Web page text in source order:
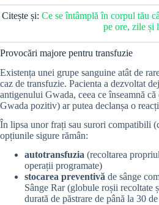
Citește și: Ce se întâmplă în corpul tău
pe ore, zile și
Provocări majore pentru transfuzie
Existența unei grupe sanguine atât de
caz de transfuzie. Pacienta a dezvoltat
antigenului Gwada, ceea ce înseamnă
Gwada pozitiv) ar putea declanșa o
În lipsa unor frați sau surori compatibili
opțiunile sigure rămân:
autotransfuzia (recoltarea
operații programate)
stocarea preventivă de sânge
Sânge Rar (globule roșii recoltate
durată de păstrare de până la 30